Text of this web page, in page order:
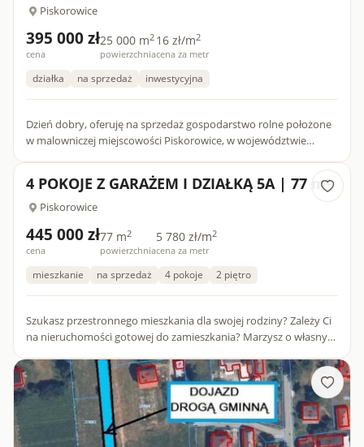
Piskorowice
395 000 zł
cena
25 000 m2
powierzchnia
16 zł/m2
cena za metr
działka na sprzedaż inwestycyjna
Dzień dobry, oferuję na sprzedaż gospodarstwo rolne położone
w malowniczej miejscowości Piskorowice, w województwie
4 POKOJE Z GARAŻEM I DZIAŁKĄ 5A | 77 m²
Piskorowice
445 000 zł
cena
77 m2
powierzchnia
5 780 zł/m2
cena za metr
mieszkanie na sprzedaż 4 pokoje 2 piętro
Szukasz przestronnego mieszkania dla swojej rodziny? Zależy Ci
na nieruchomości gotowej do zamieszkania? Marzysz o własnym